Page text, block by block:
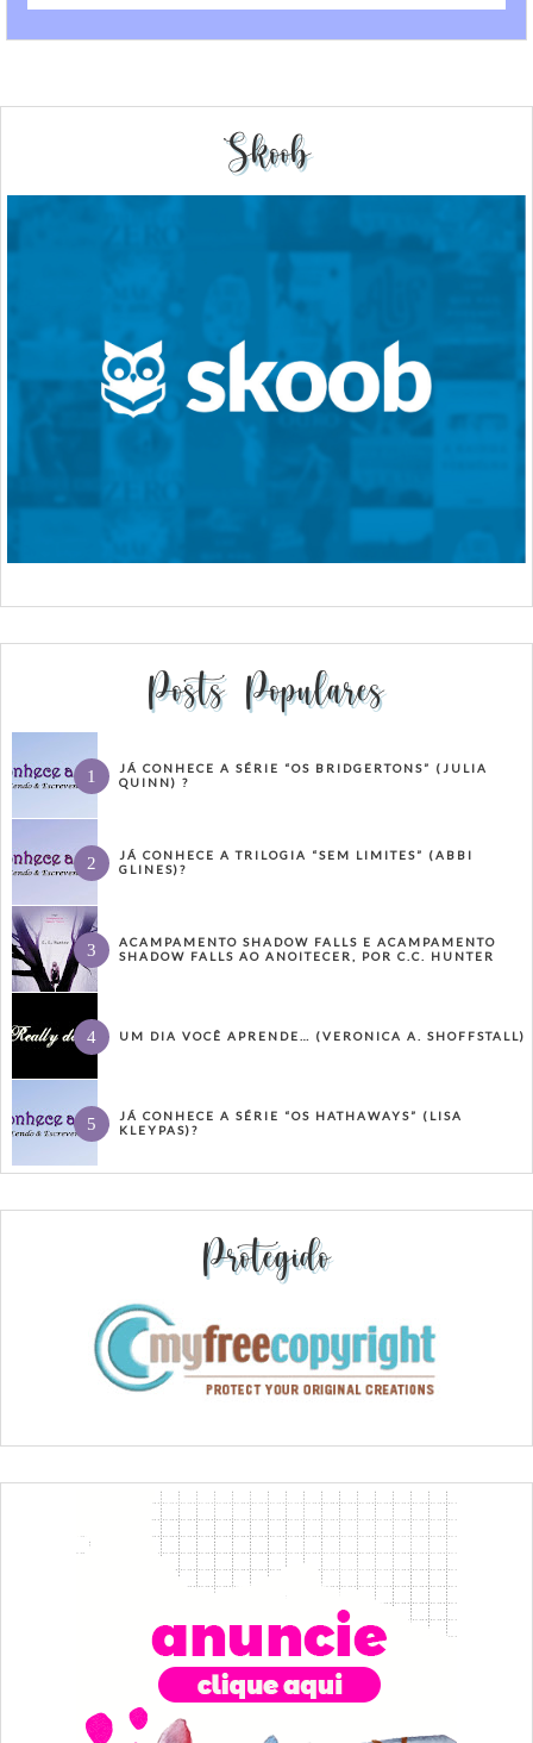
Skoob
Posts Populares
JÁ CONHECE A SÉRIE “OS BRIDGERTONS” (JULIA
QUINN) ?
JÁ CONHECE A TRILOGIA “SEM LIMITES” (ABBI
GLINES)?
ACAMPAMENTO SHADOW FALLS E ACAMPAMENTO
SHADOW FALLS AO ANOITECER, POR C.C. HUNTER
UM DIA VOCÊ APRENDE… (VERONICA A. SHOFFSTALL)
JÁ CONHECE A SÉRIE “OS HATHAWAYS” (LISA
KLEYPAS)?
Protegido